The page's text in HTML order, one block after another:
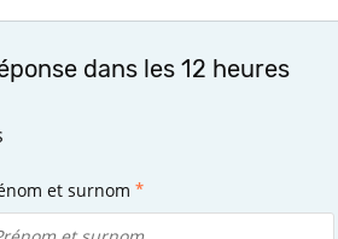
dans les 12 heures
et surnom